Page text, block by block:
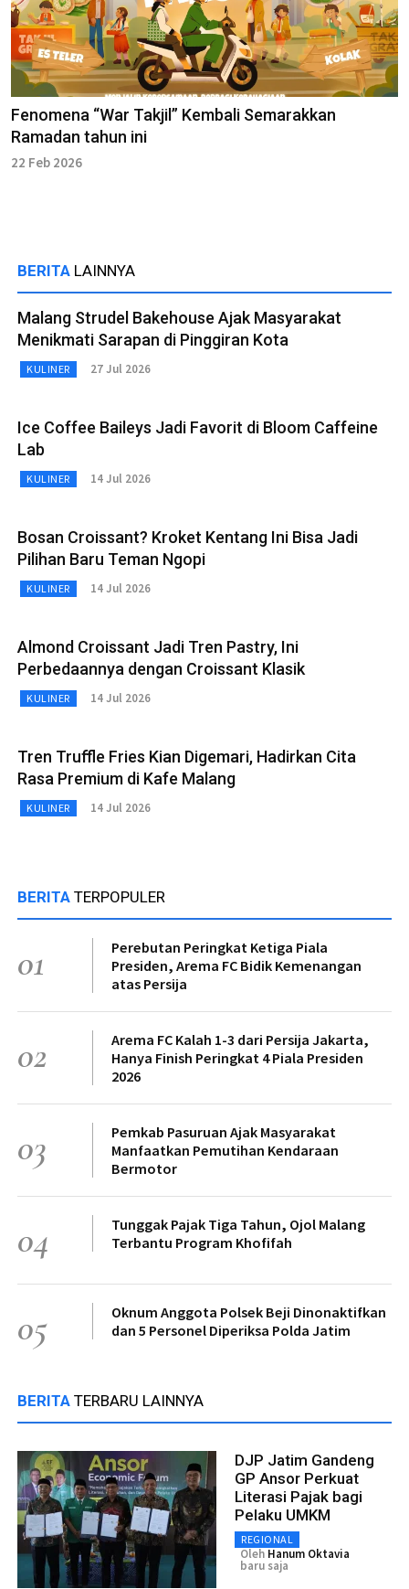
Fenomena “War Takjil” Kembali Semarakkan
Ramadan tahun ini
22 Feb 2026
BERITA LAINNYA
Malang Strudel Bakehouse Ajak Masyarakat
Menikmati Sarapan di Pinggiran Kota
KULINER 27 Jul 2026
Ice Coffee Baileys Jadi Favorit di Bloom Caffeine
Lab
KULINER 14 Jul 2026
Bosan Croissant? Kroket Kentang Ini Bisa Jadi
Pilihan Baru Teman Ngopi
KULINER 14 Jul 2026
Almond Croissant Jadi Tren Pastry, Ini
Perbedaannya dengan Croissant Klasik
KULINER 14 Jul 2026
Tren Truffle Fries Kian Digemari, Hadirkan Cita
Rasa Premium di Kafe Malang
KULINER 14 Jul 2026
BERITA TERPOPULER
01
Perebutan Peringkat Ketiga Piala
Presiden, Arema FC Bidik Kemenangan
atas Persija
02
Arema FC Kalah 1-3 dari Persija Jakarta,
Hanya Finish Peringkat 4 Piala Presiden
2026
03
Pemkab Pasuruan Ajak Masyarakat
Manfaatkan Pemutihan Kendaraan
Bermotor
04
Tunggak Pajak Tiga Tahun, Ojol Malang
Terbantu Program Khofifah
05
Oknum Anggota Polsek Beji Dinonaktifkan
dan 5 Personel Diperiksa Polda Jatim
BERITA TERBARU LAINNYA
DJP Jatim Gandeng
GP Ansor Perkuat
Literasi Pajak bagi
Pelaku UMKM
REGIONAL
Oleh Hanum Oktavia
baru saja